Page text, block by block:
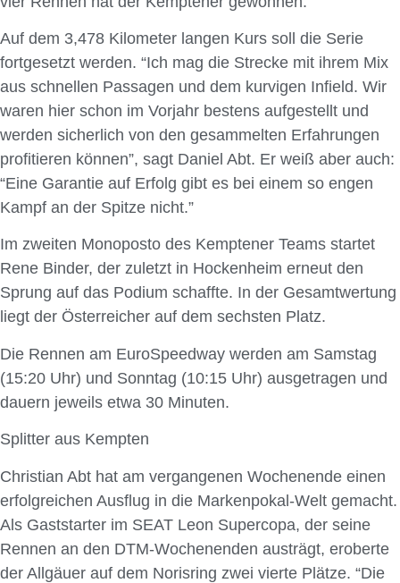
Auf dem 3,478 Kilometer langen Kurs soll die Serie
fortgesetzt werden. “Ich mag die Strecke mit ihrem Mix
aus schnellen Passagen und dem kurvigen Infield. Wir
waren hier schon im Vorjahr bestens aufgestellt und
werden sicherlich von den gesammelten Erfahrungen
profitieren können”, sagt Daniel Abt. Er weiß aber auch:
“Eine Garantie auf Erfolg gibt es bei einem so engen
Kampf an der Spitze nicht.”
Im zweiten Monoposto des Kemptener Teams startet
Rene Binder, der zuletzt in Hockenheim erneut den
Sprung auf das Podium schaffte. In der Gesamtwertung
liegt der Österreicher auf dem sechsten Platz.
Die Rennen am EuroSpeedway werden am Samstag
(15:20 Uhr) und Sonntag (10:15 Uhr) ausgetragen und
dauern jeweils etwa 30 Minuten.
Splitter aus Kempten
Christian Abt hat am vergangenen Wochenende einen
erfolgreichen Ausflug in die Markenpokal-Welt gemacht.
Als Gaststarter im SEAT Leon Supercopa, der seine
Rennen an den DTM-Wochenenden austrägt, eroberte
der Allgäuer auf dem Norisring zwei vierte Plätze. “Die